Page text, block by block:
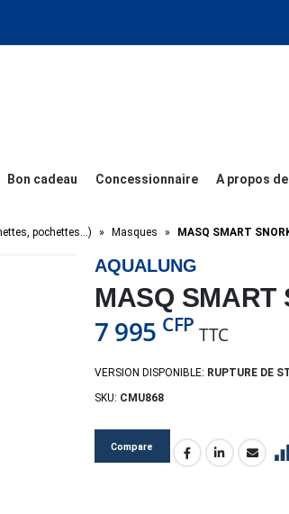
Bon cadeau Concessionnaire A propos
pochettes…) » Masques » MASQ SMART
AQUALUNG
MASQ SMART
7 995 CFP TTC
VERSION DISPONIBLE: RUPTURE DE
SKU: CMU868
Compare